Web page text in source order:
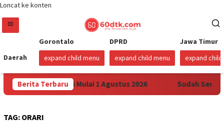
Loncat ke konten
Daerah
Gorontalo
expand child menu
DPRD
expand child menu
Jawa Timur
expand child
Berita Terbaru
di Sulawesi Mulai 1 Agustus 2026 Sudah
TAG: ORARI